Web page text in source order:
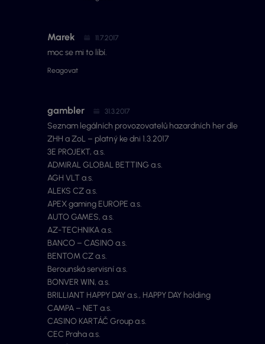
Marek 11.7.2017
moc se mi to líbí.
Reagovat
gambler 31.3.2017
Seznam legálních provozovatelů hazardních her dle
ZHH a ZoL – platný ke dni 1.3.2017
3E PROJEKT, a.s.
ADMIRAL GLOBAL BETTING a.s.
AGH VLT a.s.
ALEKS CZ a.s.
APEX gaming EUROPE a.s.
AUTO GAMES, a.s.
AZ-TECHNIKA a.s.
BANCO – CASINO a.s.
BENTOM CZ a.s.
Berounská servisní a.s.
BONVER WIN, a.s.
BRILLIANT HAPPY DAY a.s., HAPPY DAY holding
CAMPA – NET a.s.
CASINO KARTÁČ Group a.s.
CEC Praha a.s.